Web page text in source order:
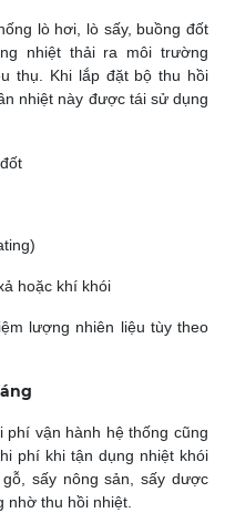
lò hơi, lò sấy, buồng đốt
nhiệt thải ra môi trường
thụ. Khi lắp đặt bộ thu hồi
nhiệt này được tái sử dụng
hoặc khí khói
lượng nhiên liệu tùy theo
phí vận hành hệ thống cũng
phí khi tận dụng nhiệt khói
sấy nông sản, sấy dược
nhờ thu hồi nhiệt.